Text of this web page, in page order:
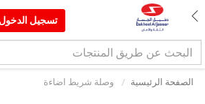
تسجيل الدخول
الصفحة الرئيسية وصلة شريط اضاءة